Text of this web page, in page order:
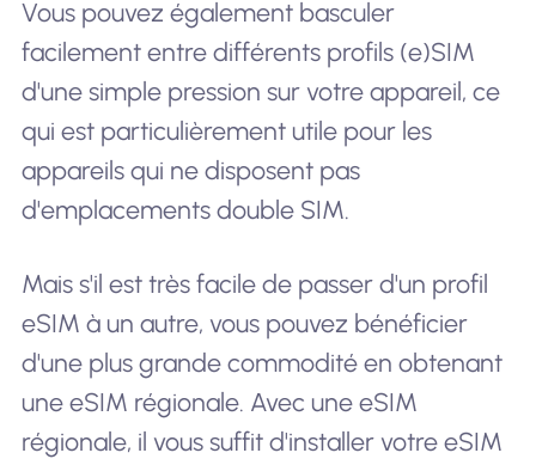
Vous pouvez également basculer
facilement entre différents profils (e)SIM
d'une simple pression sur votre appareil, ce
qui est particulièrement utile pour les
appareils qui ne disposent pas
d'emplacements double SIM.
Mais s'il est très facile de passer d'un profil
eSIM à un autre, vous pouvez bénéficier
d'une plus grande commodité en obtenant
une eSIM régionale. Avec une eSIM
régionale, il vous suffit d'installer votre eSIM